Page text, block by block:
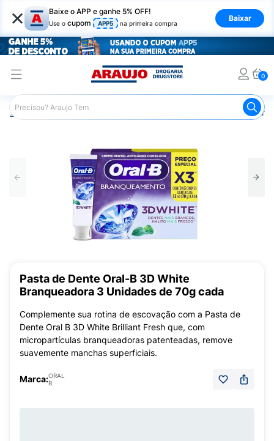
× Baixe o APP e ganhe 5% OFF!
Use o cupom APP5 na primeira compra
Baixar
0
Araujo Higiene Pessoal Pasta de Dente
Pasta de Dente Oral-B 3D White
Branqueadora 3 Unidades de 70g cada
Complemente sua rotina de escovação com a Pasta de
Dente Oral B 3D White Brilliant Fresh que, com
micropartículas branqueadoras patenteadas, remove
suavemente manchas superficiais.
Marca:ORAL
B